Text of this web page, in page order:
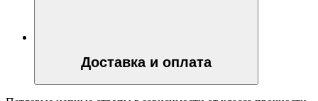
Доставка и оплата